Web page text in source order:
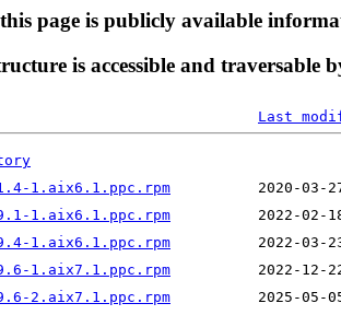
page is publicly available
is accessible and traversable
Last
1.aix6.1.ppc.rpm
1.aix6.1.ppc.rpm
1.aix6.1.ppc.rpm
1.aix7.1.ppc.rpm
2.aix7.1.ppc.rpm